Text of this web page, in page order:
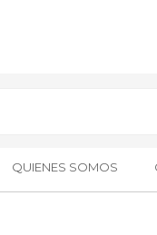
QUIENES SOMOS